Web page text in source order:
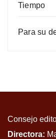
Tiempo
Para su
Consejo
Directora: